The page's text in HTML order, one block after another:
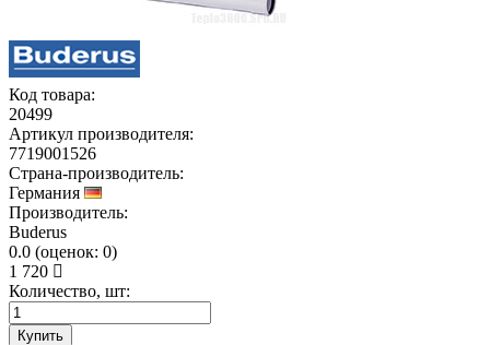
Код товара:
20499
Артикул производителя:
7719001526
Страна-производитель:
Германия
Производитель:
Buderus
0.0 (оценок: 0)
1 720
Количество, шт:
Купить